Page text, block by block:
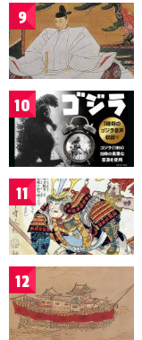
9
10
11
12